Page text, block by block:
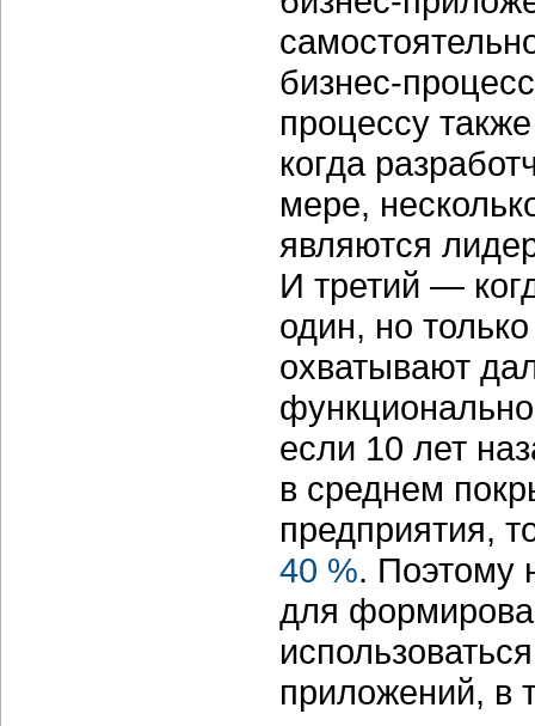
бизнес-
процессу
когда
мере,
являются
И третий —
один, но
охватывают
если 10 лет
в среднем
предприятия,
40 %. Поэтому
для
приложений, в